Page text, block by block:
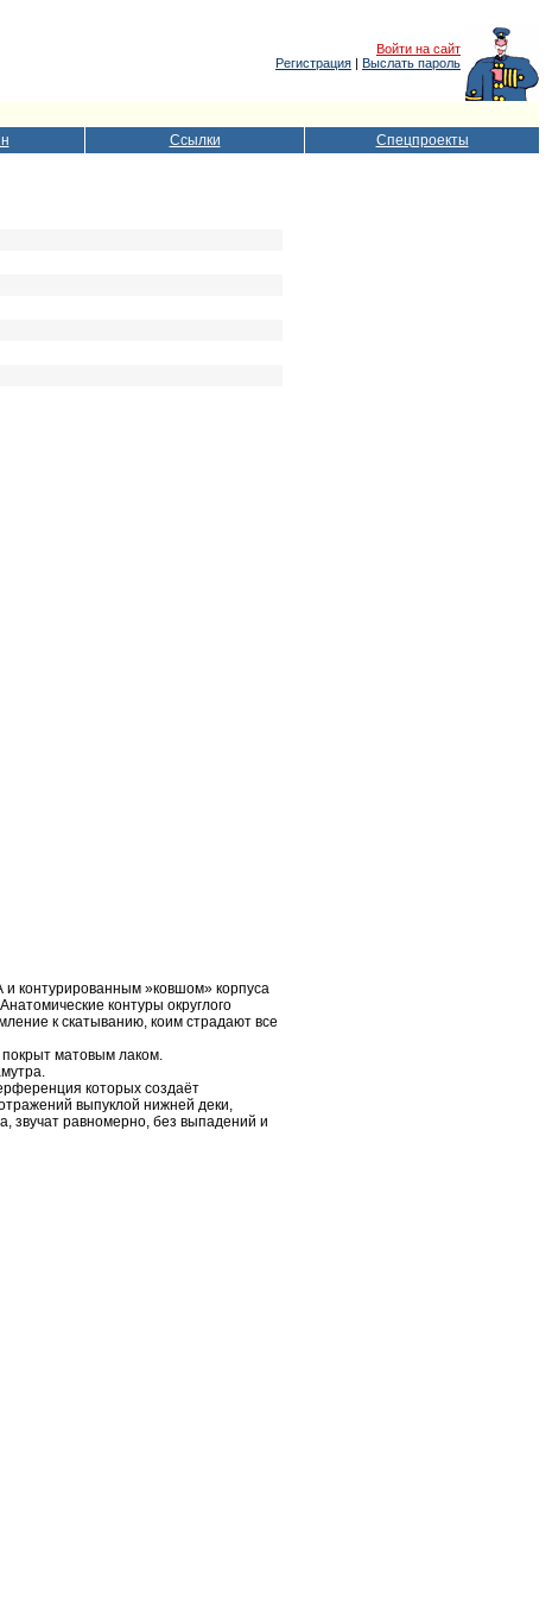
Войти на сайт
Регистрация | Выслать пароль
Ссылки Спецпроекты
и контурированным »ковшом» корпуса
контуры округлого
к скатыванию, коим страдают все
матовым лаком.
которых создаёт
выпуклой нижней деки,
звучат равномерно, без выпадений и